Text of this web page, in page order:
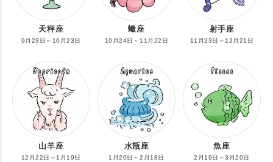
天秤座
9月23日～10月23日
蠍座
10月24日～11月22日
射手座
11月23日～12月21日
山羊座
12月22日～1月19日
水瓶座
1月20日～2月18日
魚座
2月19日～3月20日